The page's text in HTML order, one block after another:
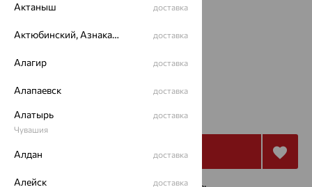
от 23 243 74 223₽
Купить
Актаныш доставка
Актюбинский, Азнакаевский район доставка
Алагир доставка
Алапаевск доставка
Алатырь
Чувашия
доставка
Алдан доставка
Алейск доставка